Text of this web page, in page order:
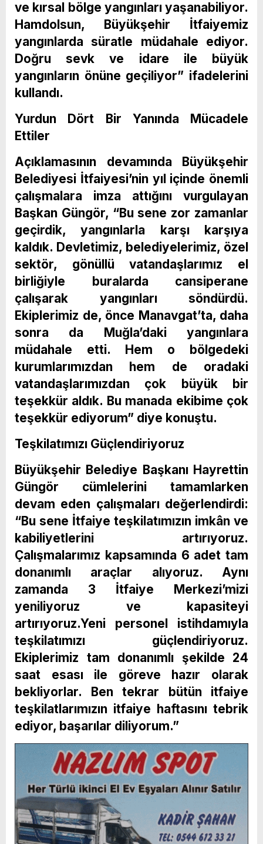
ve kırsal bölge yangınları yaşanabiliyor.
Hamdolsun, Büyükşehir İtfaiyemiz
yangınlarda süratle müdahale ediyor.
Doğru sevk ve idare ile büyük
yangınların önüne geçiliyor” ifadelerini
kullandı.
Yurdun Dört Bir Yanında Mücadele
Ettiler
Açıklamasının devamında Büyükşehir
Belediyesi İtfaiyesi’nin yıl içinde önemli
çalışmalara imza attığını vurgulayan
Başkan Güngör, “Bu sene zor zamanlar
geçirdik, yangınlarla karşı karşıya
kaldık. Devletimiz, belediyelerimiz, özel
sektör, gönüllü vatandaşlarımız el
birliğiyle buralarda cansiperane
çalışarak yangınları söndürdü.
Ekiplerimiz de, önce Manavgat’ta, daha
sonra da Muğla’daki yangınlara
müdahale etti. Hem o bölgedeki
kurumlarımızdan hem de oradaki
vatandaşlarımızdan çok büyük bir
teşekkür aldık. Bu manada ekibime çok
teşekkür ediyorum” diye konuştu.
Teşkilatımızı Güçlendiriyoruz
Büyükşehir Belediye Başkanı Hayrettin
Güngör cümlelerini tamamlarken
devam eden çalışmaları değerlendirdi:
“Bu sene İtfaiye teşkilatımızın imkân ve
kabiliyetlerini artırıyoruz.
Çalışmalarımız kapsamında 6 adet tam
donanımlı araçlar alıyoruz. Aynı
zamanda 3 İtfaiye Merkezi’mizi
yeniliyoruz ve kapasiteyi
artırıyoruz.Yeni personel istihdamıyla
teşkilatımızı güçlendiriyoruz.
Ekiplerimiz tam donanımlı şekilde 24
saat esası ile göreve hazır olarak
bekliyorlar. Ben tekrar bütün itfaiye
teşkilatlarımızın itfaiye haftasını tebrik
ediyor, başarılar diliyorum.”